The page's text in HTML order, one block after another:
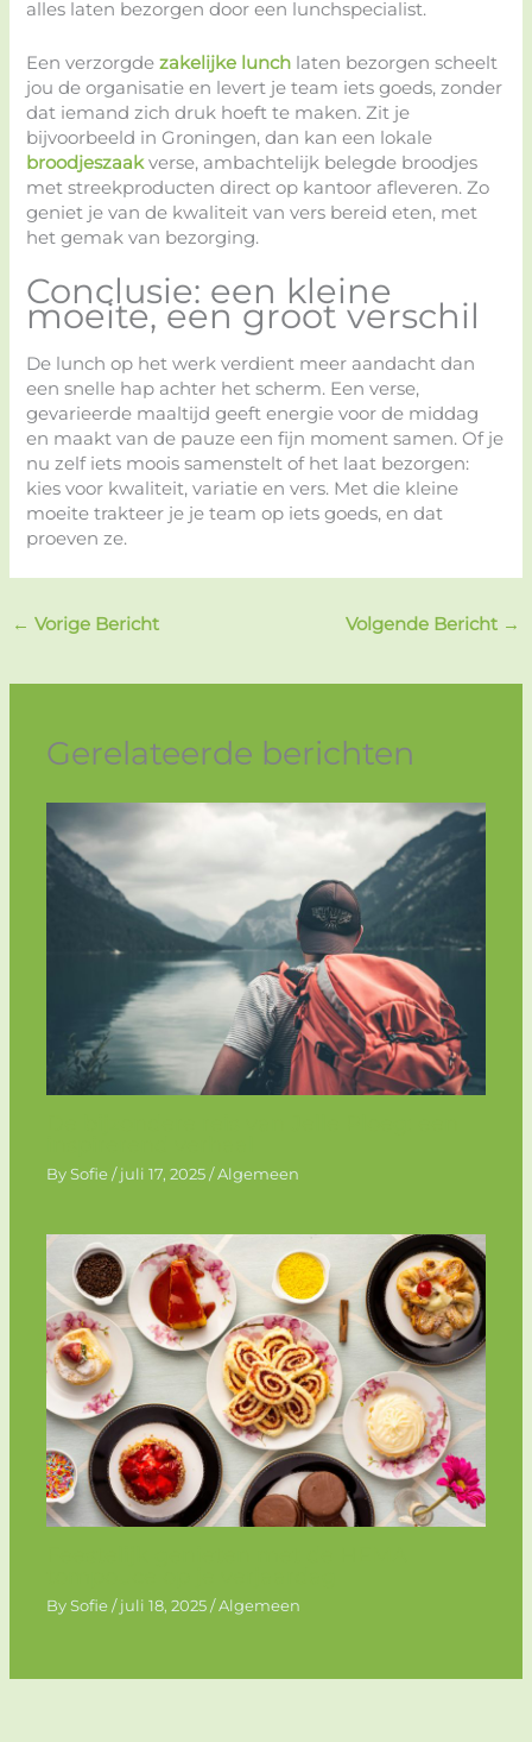
alles laten bezorgen door een lunchspecialist.
Een verzorgdezakelijke lunch laten bezorgen scheelt
jou de organisatie en levert je team iets goeds, zonder
dat iemand zich druk hoeft te maken. Zit je
bijvoorbeeld in Groningen, dan kan een lokale
broodjeszaakverse, ambachtelijk belegde broodjes
met streekproducten direct op kantoor afleveren. Zo
geniet je van de kwaliteit van vers bereid eten, met
het gemak van bezorging.
Conclusie: een kleine
moeite, een groot verschil
De lunch op het werk verdient meer aandacht dan
een snelle hap achter het scherm. Een verse,
gevarieerde maaltijd geeft energie voor de middag
en maakt van de pauze een fijn moment samen. Of je
nu zelf iets moois samenstelt of het laat bezorgen:
kies voor kwaliteit, variatie en vers. Met die kleine
moeite trakteer je je team op iets goeds, en dat
proeven ze.
← Vorige Bericht Volgende Bericht →
Gerelateerde berichten
BySofie/ juli 17, 2025/Algemeen
BySofie/ juli 18, 2025/Algemeen